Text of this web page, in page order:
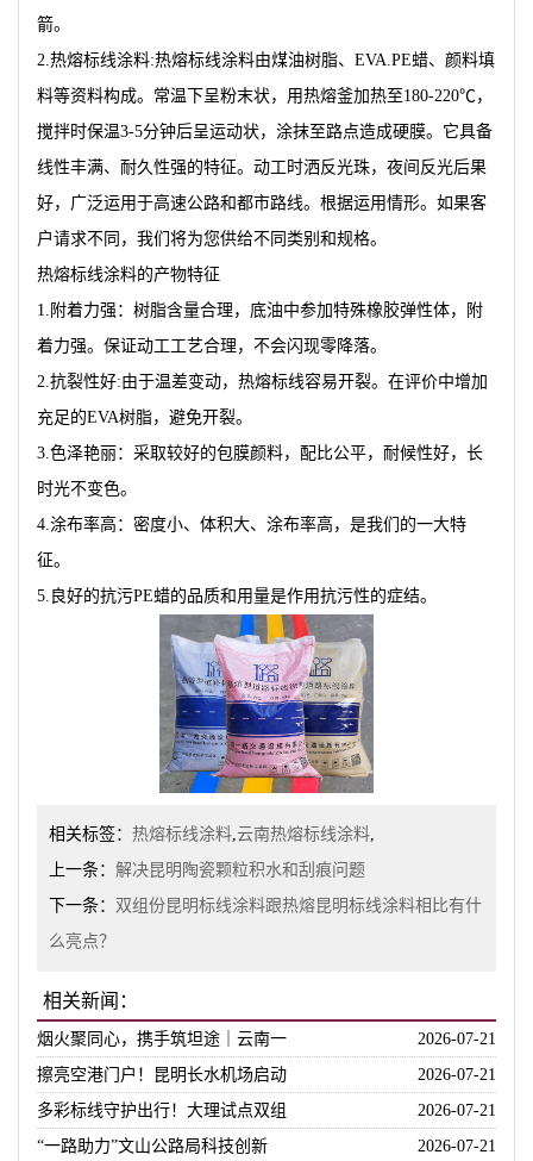
箭。
2.热熔标线涂料:热熔标线涂料由煤油树脂、EVA.PE蜡、颜料填
料等资料构成。常温下呈粉末状，用热熔釜加热至180-220℃，
搅拌时保温3-5分钟后呈运动状，涂抹至路点造成硬膜。它具备
线性丰满、耐久性强的特征。动工时洒反光珠，夜间反光后果
好，广泛运用于高速公路和都市路线。根据运用情形。如果客
户请求不同，我们将为您供给不同类别和规格。
热熔标线涂料的产物特征
1.附着力强：树脂含量合理，底油中参加特殊橡胶弹性体，附
着力强。保证动工工艺合理，不会闪现零降落。
2.抗裂性好:由于温差变动，热熔标线容易开裂。在评价中增加
充足的EVA树脂，避免开裂。
3.色泽艳丽：采取较好的包膜颜料，配比公平，耐候性好，长
时光不变色。
4.涂布率高：密度小、体积大、涂布率高，是我们的一大特
征。
5.良好的抗污PE蜡的品质和用量是作用抗污性的症结。
相关标签： 热熔标线涂料,云南热熔标线涂料,
上一条： 解决昆明陶瓷颗粒积水和刮痕问题
下一条： 双组份昆明标线涂料跟热熔昆明标线涂料相比有什
么亮点？
相关新闻：
烟火聚同心，携手筑坦途｜云南一
2026-07-21
擦亮空港门户！昆明长水机场启动
2026-07-21
多彩标线守护出行！大理试点双组
2026-07-21
“一路助力”文山公路局科技创新
2026-07-21